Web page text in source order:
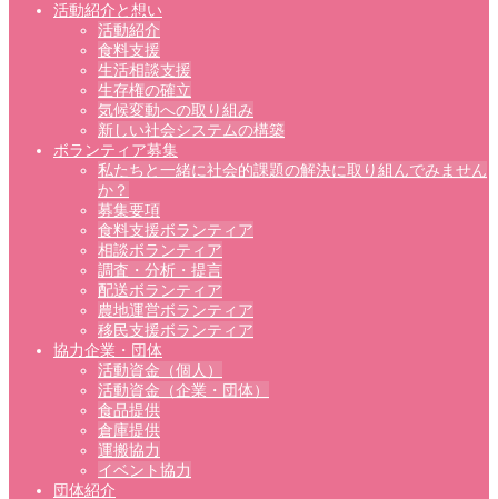
活動紹介と想い
活動紹介
食料支援
生活相談支援
生存権の確立
気候変動への取り組み
新しい社会システムの構築
ボランティア募集
私たちと一緒に社会的課題の解決に取り組んでみません
か？
募集要項
食料支援ボランティア
相談ボランティア
調査・分析・提言
配送ボランティア
農地運営ボランティア
移民支援ボランティア
協力企業・団体
活動資金（個人）
活動資金（企業・団体）
食品提供
倉庫提供
運搬協力
イベント協力
団体紹介